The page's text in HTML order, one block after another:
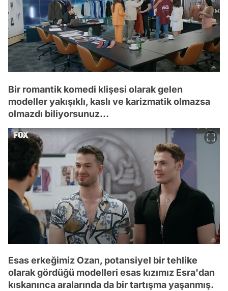
Bir romantik komedi klişesi olarak gelen
modeller yakışıklı, kaslı ve karizmatik olmazsa
olmazdı biliyorsunuz...
Esas erkeğimiz Ozan, potansiyel bir tehlike
olarak gördüğü modelleri esas kızımız Esra'dan
kıskanınca aralarında da bir tartışma yaşanmış.